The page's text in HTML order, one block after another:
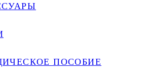
ПОСОБИЕ